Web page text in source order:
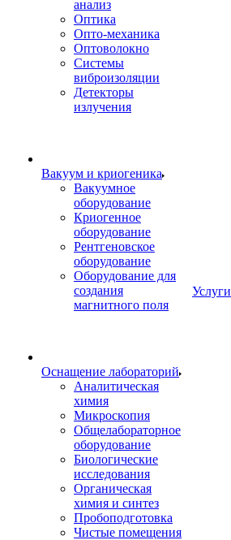
анализ
Оптика
Опто-механика
Оптоволокно
Системы
виброизоляции
Детекторы
излучения
Вакуум и криогеника
Вакуумное
оборудование
Криогенное
оборудование
Рентгеновское
оборудование
Оборудование для
создания
магнитного поля
Оснащение лабораторий
Аналитическая
химия
Микроскопия
Общелабораторное
оборудование
Биологические
исследования
Органическая
химия и синтез
Пробоподготовка
Чистые помещения
Услуги